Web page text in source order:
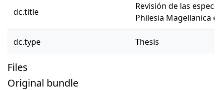
dc.title
Revisión de las
Philesia Magellanica
dc.type Thesis
Files
Original bundle